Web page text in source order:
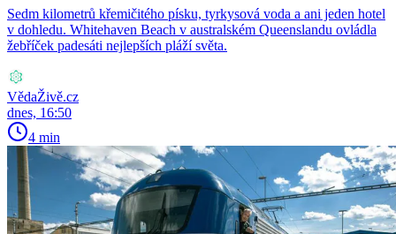
Sedm kilometrů křemičitého písku, tyrkysová voda a ani jeden hotel
v dohledu. Whitehaven Beach v australském Queenslandu ovládla
žebříček padesáti nejlepších pláží světa.
VědaŽivě.cz
dnes, 16:50
4 min